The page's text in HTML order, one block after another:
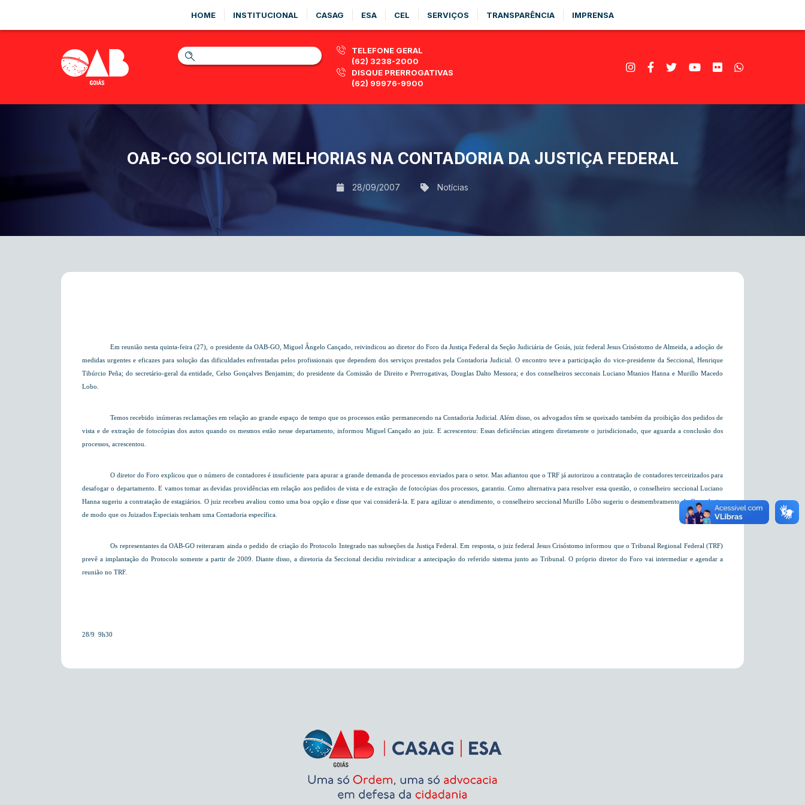
HOME INSTITUCIONAL CASAG ESA CEL SERVIÇOS TRANSPARÊNCIA IMPRENSA
TELEFONE GERAL
(62) 3238-2000
DISQUE PRERROGATIVAS
(62) 99976-9900
OAB-GO SOLICITA MELHORIAS NA CONTADORIA DA JUSTIÇA FEDERAL
28/09/2007 Notícias
Em reunião nesta quinta-feira (27), o presidente da OAB-GO, Miguel Ângelo Cançado, reivindicou ao diretor do Foro da Justiça Federal da Seção Judiciária de Goiás, juiz federal Jesus Crisóstomo de Almeida, a adoção de
medidas urgentes e eficazes para solução das dificuldades enfrentadas pelos profissionais que dependem dos serviços prestados pela Contadoria Judicial. O encontro teve a participação do vice-presidente da Seccional, Henrique
Tibúrcio Peña; do secretário-geral da entidade, Celso Gonçalves Benjamim; do presidente da Comissão de Direito e Prerrogativas, Douglas Dalto Messora; e dos conselheiros secconais Luciano Mtanios Hanna e Murillo Macedo
Lobo.
Temos recebido inúmeras reclamações em relação ao grande espaço de tempo que os processos estão permanecendo na Contadoria Judicial. Além disso, os advogados têm se queixado também da proibição dos pedidos de
vista e de extração de fotocópias dos autos quando os mesmos estão nesse departamento, informou Miguel Cançado ao juiz. E acrescentou: Essas deficiências atingem diretamente o jurisdicionado, que aguarda a conclusão dos
processos, acrescentou.
O diretor do Foro explicou que o número de contadores é insuficiente para apurar a grande demanda de processos enviados para o setor. Mas adiantou que o TRF já autorizou a contratação de contadores terceirizados para
desafogar o departamento. E vamos tomar as devidas providências em relação aos pedidos de vista e de extração de fotocópias dos processos, garantiu. Como alternativa para resolver essa questão, o conselheiro seccional Luciano
Hanna sugeriu a contratação de estagiários. O juiz recebeu avaliou como uma boa opção e disse que vai considerá-la. E para agilizar o atendimento, o conselheiro seccional Murillo Lôbo sugeriu o desmembramento da Contadoria,
de modo que os Juizados Especiais tenham uma Contadoria específica.
Os representantes da OAB-GO reiteraram ainda o pedido de criação do Protocolo Integrado nas subseções da Justiça Federal. Em resposta, o juiz federal Jesus Crisóstomo informou que o Tribunal Regional Federal (TRF)
prevê a implantação do Protocolo somente a partir de 2009. Diante disso, a diretoria da Seccional decidiu reivindicar a antecipação do referido sistema junto ao Tribunal. O próprio diretor do Foro vai intermediar e agendar a
reunião no TRF.
28/9  9h30